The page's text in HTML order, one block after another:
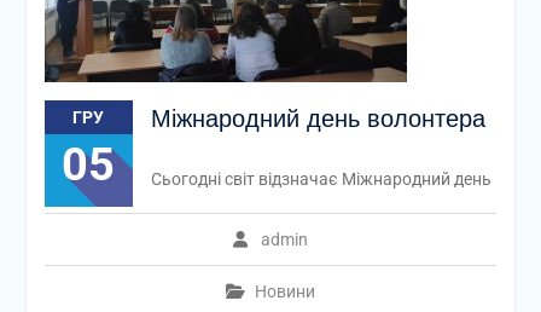
ГРУ
05
Міжнародний день волонтера
admin
Новини
Сьогодні світ відзначає Міжнародний день